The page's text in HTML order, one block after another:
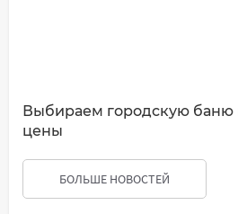
Выбираем городскую баню
цены
БОЛЬШЕ НОВОСТЕЙ